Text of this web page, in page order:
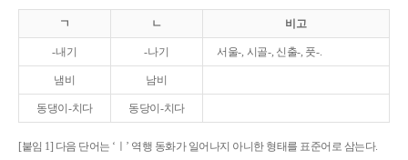
ㄱ ㄴ 비고
-내기 -나기 서울-, 시골-, 신출-, 풋-.
냄비 남비
동댕이-치다 동당이-치다
[붙임 1] 다음 단어는 ‘ㅣ’ 역행 동화가 일어나지 아니한 형태를 표준어로 삼는다.